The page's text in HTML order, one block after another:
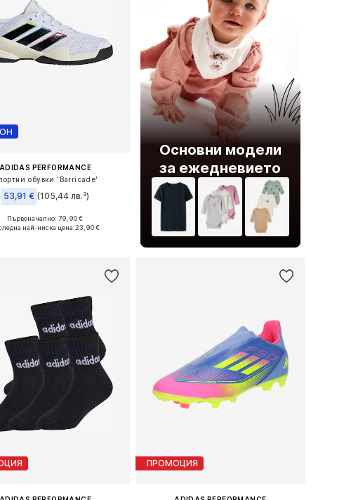
ADIDAS PERFORMANCE
обувки 'Barricade'
53,91 € (105,44 лв.³)
размери: 22, 32, 34, 35
Първоначално: 79,90 €
най-ниска цена:23,90 €
Основни модели
за ежедневието
ПРОМОЦИЯ